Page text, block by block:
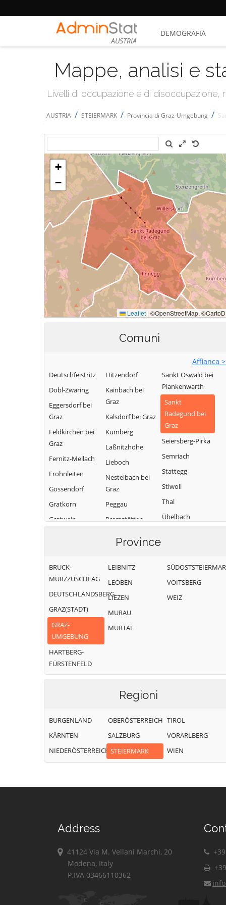
AUSTRIA
DEMOGRAFIA
Mappe, analisi e
Livelli di occupazione e di
AUSTRIA / STEIERMARK / Provincia di Graz-Umgebung /
Comuni
Affianca
Deutschfeistritz
Dobl-Zwaring
Eggersdorf bei
Graz
Feldkirchen bei
Graz
Fernitz-Mellach
Frohnleiten
Gössendorf
Gratkorn
Gratwein-
Tobelbad
Hitzendorf
Kainbach bei
Graz
Kalsdorf bei Graz
Kumberg
Laßnitzhöhe
Lieboch
Nestelbach bei
Graz
Peggau
Premstätten
Graz
Sankt Oswald bei
Plankenwarth
Sankt
Radegund bei
Graz
Seiersberg-Pirka
Semriach
Stattegg
Stiwoll
Thal
Übelbach
Werndorf
Province
BRUCK-
MÜRZZUSCHLAG
DEUTSCHLANDSBERG
GRAZ(STADT)
GRAZ-
UMGEBUNG
HARTBERG-
FÜRSTENFELD
LEIBNITZ
LEOBEN
LIEZEN
MURAU
MURTAL
VOITSBERG
WEIZ
Regioni
BURGENLAND
KÄRNTEN
NIEDERÖSTERREICH
OBERÖSTERREICH
SALZBURG
STEIERMARK
TIROL
VORARLBERG
WIEN
Address
41124 Via M. Vellani Marchi, 20
Modena, Italy
P.IVA 03466110362